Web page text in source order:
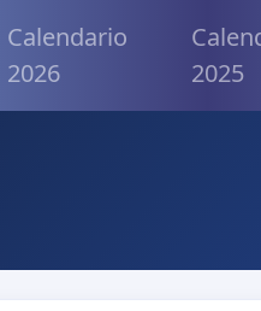
Calendario
2026
2025